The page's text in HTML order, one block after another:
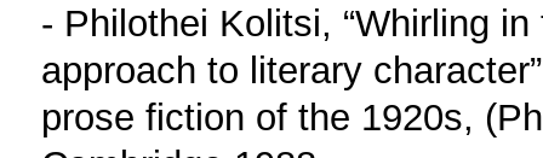
- Philothei Kolitsi, “Whirling
approach to literary
prose fiction of the 1920s,